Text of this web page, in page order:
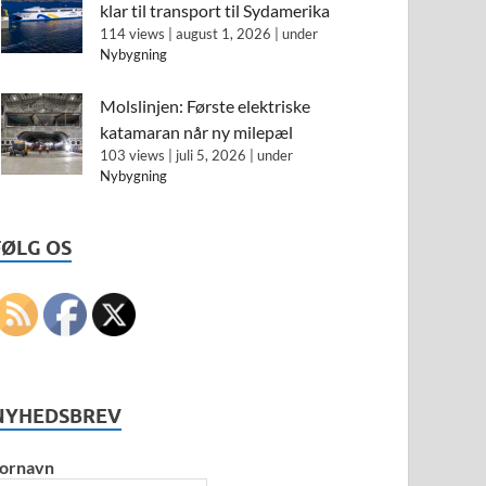
klar til transport til Sydamerika
114 views |august 1, 2026 |under
Nybygning
Molslinjen: Første elektriske
katamaran når ny milepæl
103 views juli 5, 2026 |under
Nybygning
OS